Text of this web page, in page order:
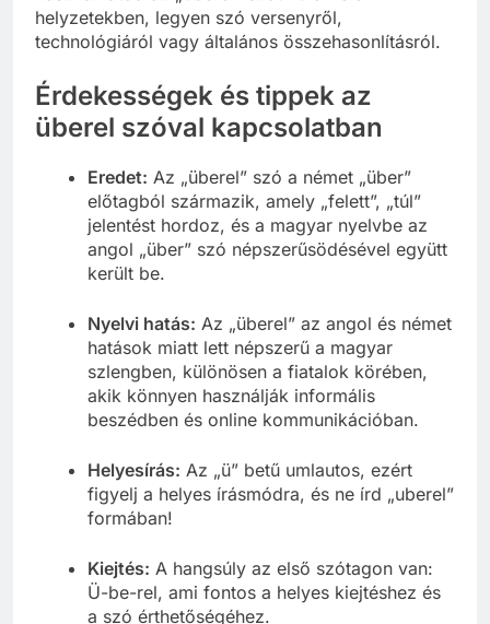
használhatod az „überel” szót különféle
helyzetekben, legyen szó versenyről,
Érdekességek és tippek az
überel szóval kapcsolatban
Eredet:Az „überel” szó a német „über”
előtagból származik, amely „felett”, „túl”
jelentést hordoz, és a magyar nyelvbe az
angol „über” szó népszerűsödésével együtt
Nyelvi hatás:Az „überel” az angol és német
hatások miatt lett népszerű a magyar
szlengben, különösen a fiatalok körében,
akik könnyen használják informális
Helyesírás:Az „ü” betű umlautos, ezért
figyelj a helyes írásmódra, és ne írd „uberel”
Kiejtés:A hangsúly az első szótagon van:
Ü-be-rel, ami fontos a helyes kiejtéshez és